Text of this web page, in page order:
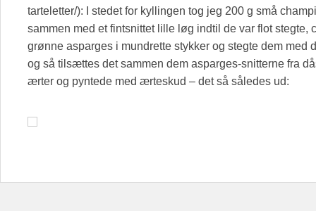
tarteletter/): I stedet for kyllingen tog jeg 200 g små
sammen med et fintsnittet lille løg indtil de var flot stegte,
grønne asparges i mundrette stykker og stegte dem med
og så tilsættes det sammen dem asparges-snitterne fra
ærter og pyntede med ærteskud – det så således ud: